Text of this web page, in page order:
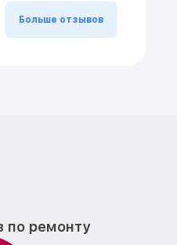
Больше отзывов
по ремонту